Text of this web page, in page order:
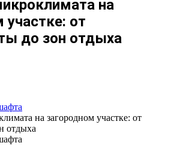
на
участке: от
до зон отдыха
на загородном участке: от
отдыха